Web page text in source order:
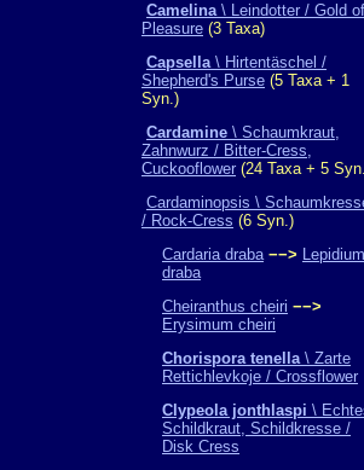
Camelina\ Leindotter / Gold of
Pleasure (3 Taxa)
Capsella\ Hirtentäschel /
Shepherd's Purse (5 Taxa + 1
Syn.)
Cardamine \ Schaumkraut,
Zahnwurz / Bitter-Cress,
Cuckooflower (24 Taxa + 5
Cardaminopsis \
/ Rock-Cress (6 Syn.)
Cardaria draba −−> Lepidium
draba
Cheiranthus cheiri −−>
Erysimum cheiri
Chorispora tenella\ Zarte
Rettichlevkoje / Crossflower
Clypeola jonthlaspi \
Schildkraut, Schildkresse /
Disk Cress